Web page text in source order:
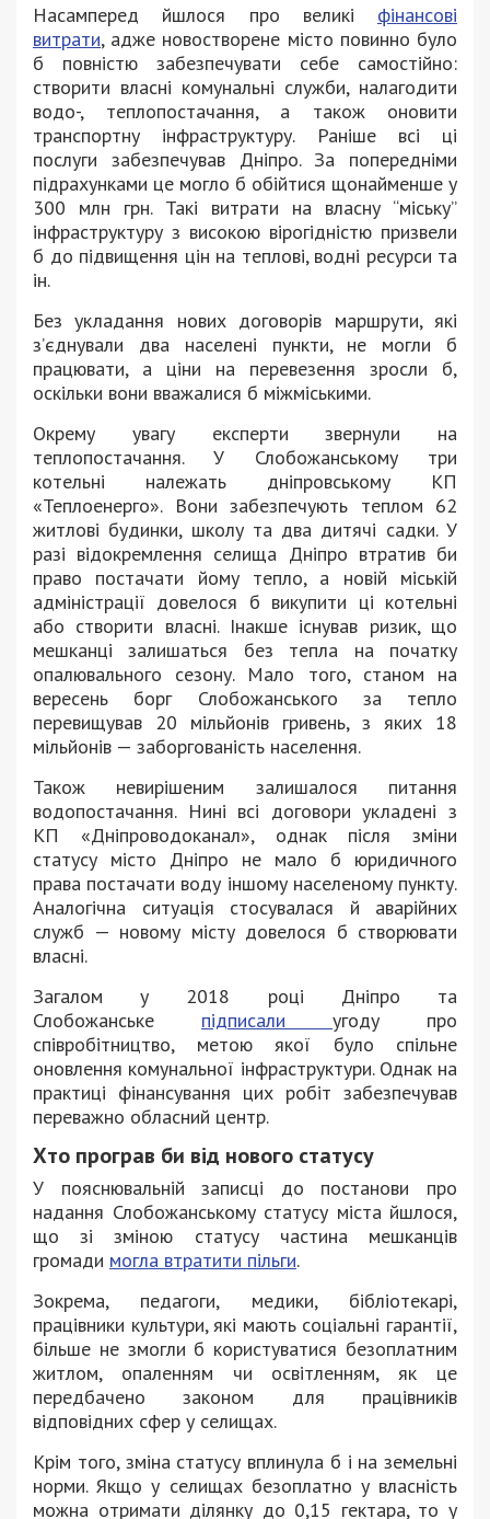
Насамперед йшлося про великі фінансові
витрати, адже новостворене місто повинно було
б повністю забезпечувати себе самостійно:
створити власні комунальні служби, налагодити
водо-, теплопостачання, а також оновити
транспортну інфраструктуру. Раніше всі ці
послуги забезпечував Дніпро. За попередніми
підрахунками це могло б обійтися щонайменше у
300 млн грн. Такі витрати на власну “міську”
інфраструктуру з високою вірогідністю призвели
б до підвищення цін на теплові, водні ресурси та
ін.
Без укладання нових договорів маршрути, які
з’єднували два населені пункти, не могли б
працювати, а ціни на перевезення зросли б,
оскільки вони вважалися б міжміськими.
Окрему увагу експерти звернули на
теплопостачання. У Слобожанському три
котельні належать дніпровському КП
«Теплоенерго». Вони забезпечують теплом 62
житлові будинки, школу та два дитячі садки. У
разі відокремлення селища Дніпро втратив би
право постачати йому тепло, а новій міській
адміністрації довелося б викупити ці котельні
або створити власні. Інакше існував ризик, що
мешканці залишаться без тепла на початку
опалювального сезону. Мало того, станом на
вересень борг Слобожанського за тепло
перевищував 20 мільйонів гривень, з яких 18
мільйонів — заборгованість населення.
Також невирішеним залишалося питання
водопостачання. Нині всі договори укладені з
КП «Дніпроводоканал», однак після зміни
статусу місто Дніпро не мало б юридичного
права постачати воду іншому населеному пункту.
Аналогічна ситуація стосувалася й аварійних
служб — новому місту довелося б створювати
власні.
Загалом у 2018 році Дніпро та
Слобожанське підписали угоду про
співробітництво, метою якої було спільне
оновлення комунальної інфраструктури. Однак на
практиці фінансування цих робіт забезпечував
переважно обласний центр.
Хто програв би від нового статусу
У пояснювальній записці до постанови про
надання Слобожанському статусу міста йшлося,
що зі зміною статусу частина мешканців
громади могла втратити пільги.
Зокрема, педагоги, медики, бібліотекарі,
працівники культури, які мають соціальні гарантії,
більше не змогли б користуватися безоплатним
житлом, опаленням чи освітленням, як це
передбачено законом для працівників
відповідних сфер у селищах.
Крім того, зміна статусу вплинула б і на земельні
норми. Якщо у селищах безоплатно у власність
можна отримати ділянку до 0,15 гектара, то у